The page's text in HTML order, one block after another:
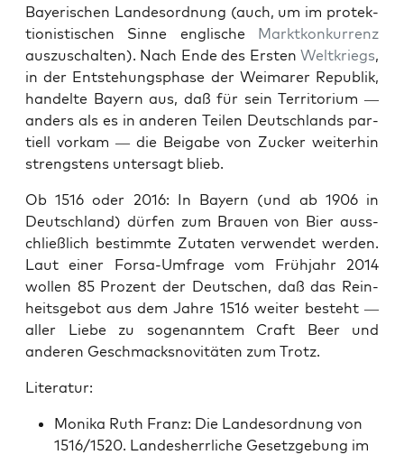
Bay­erischen Lan­des­or­d­nung (auch, um im pro­tek­
tion­is­tis­chen Sinne englis­che Mark­tkonkur­renz
auszuschal­ten). Nach Ende des Ersten Weltkriegs,
in der Entste­hungsphase der Weimar­er Repub­lik,
han­delte Bay­ern aus, daß für sein Ter­ri­to­ri­um —
anders als es in anderen Teilen Deutsch­lands par­
tiell vorkam — die Beiga­be von Zuck­er weit­er­hin
streng­stens unter­sagt blieb.
Ob 1516 oder 2016: In Bay­ern (und ab 1906 in
Deutsch­land) dür­fen zum Brauen von Bier auss­
chließlich bes­timmte Zutat­en ver­wen­det wer­den.
Laut ein­er For­sa-Umfrage vom Früh­jahr 2014
wollen 85 Prozent der Deutschen, daß das Rein­
heits­ge­bot aus dem Jahre 1516 weit­er beste­ht —
aller Liebe zu soge­nan­ntem Craft Beer und
anderen Geschmack­snovitäten zum Trotz.
Lit­er­atur:
Moni­ka Ruth Franz: Die Lan­des­or­d­nung von
1516/1520. Lan­desh­er­rliche Geset­zge­bung im